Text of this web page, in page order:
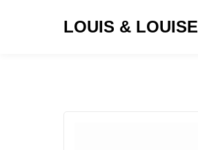
LOUIS & LOUISE